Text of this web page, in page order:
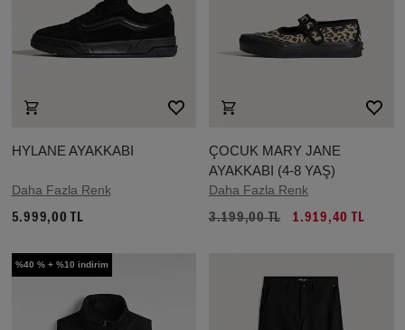
HYLANE AYAKKABI
Daha Fazla Renk
5.999,00 TL
ÇOCUK MARY JANE
AYAKKABI (4-8 YAŞ)
Daha Fazla Renk
3.199,00 TL 1.919,40 TL
%40 % + %10 indirim